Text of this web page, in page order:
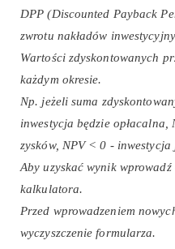
DPP (Discounted Payback
zwrotu nakładów
Wartości zdyskontowanych
każdym okresie.
Np. jeżeli suma
inwestycja będzie
zysków, NPV < 0 - inwestycja
Aby uzyskać wynik
kalkulatora.
Przed wprowadzeniem
wyczyszczenie formularza.